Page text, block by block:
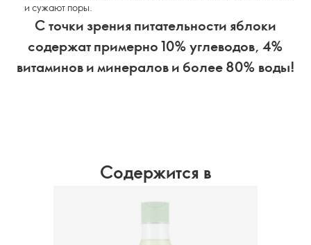
и сужают поры.
С точки зрения питательности яблоки
содержат примерно 10% углеводов, 4%
витаминов и минералов и более 80% воды!
Содержится в